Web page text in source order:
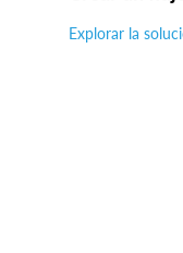
Explorar la